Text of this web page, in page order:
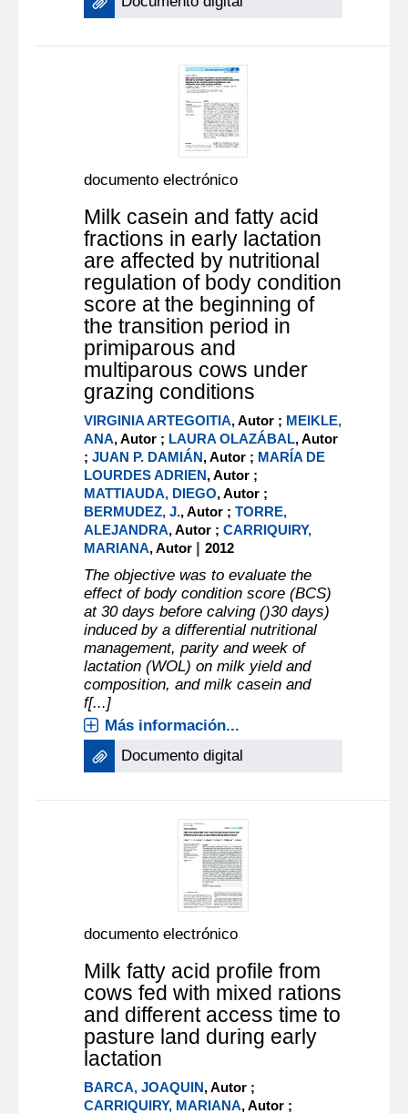
documento electrónico
Milk casein and fatty acid
fractions in early lactation
are affected by nutritional
regulation of body condition
score at the beginning of
the transition period in
primiparous and
multiparous cows under
grazing conditions
VIRGINIA ARTEGOITIA, Autor ; MEIKLE,
ANA, Autor ; LAURA OLAZÁBAL, Autor
;JUAN P. DAMIÁN, Autor ; MARÍA DE
LOURDES ADRIEN, Autor ;
MATTIAUDA, DIEGO, Autor ;
BERMUDEZ, J., Autor ;TORRE,
ALEJANDRA, Autor ;CARRIQUIRY,
MARIANA, Autor |2012
The objective was to evaluate the
effect of body condition score (BCS)
at 30 days before calving ()30 days)
induced by a differential nutritional
management, parity and week of
lactation (WOL) on milk yield and
composition, and milk casein and
f[...]
Más información...
Documento digital
documento electrónico
Milk fatty acid profile from
cows fed with mixed rations
and different access time to
pasture land during early
lactation
BARCA, JOAQUIN, Autor ;
CARRIQUIRY, MARIANA, Autor ;